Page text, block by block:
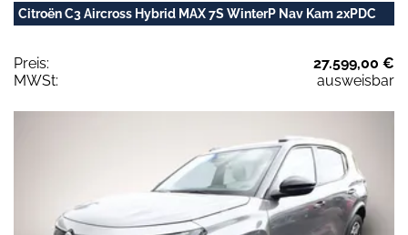
Citroën C3 Aircross Hybrid MAX 7S WinterP Nav Kam 2xPDC
Preis:
27.599,00 €
MWSt:
ausweisbar